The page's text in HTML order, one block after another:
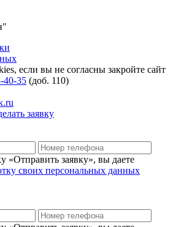
если вы не согласны закройте сайт
40-35 (доб. 110)
заявку
«Отправить заявку», вы даете
своих персональных данных